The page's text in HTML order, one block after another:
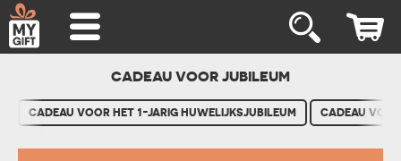
CADEAU VOOR JUBILEUM
CADEAU VOOR HET 1-JARIG HUWELIJKSJUBILEUM CADEAU